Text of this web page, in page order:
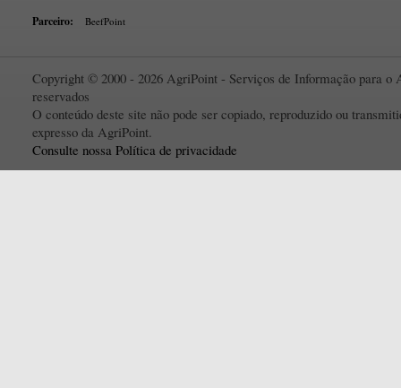
Parceiro: BeefPoint
Copyright © 2000 - 2026 AgriPoint - Serviços de Informação para o
reservados
O conteúdo deste site não pode ser copiado, reproduzido ou
expresso da AgriPoint.
Consulte nossa Política de privacidade